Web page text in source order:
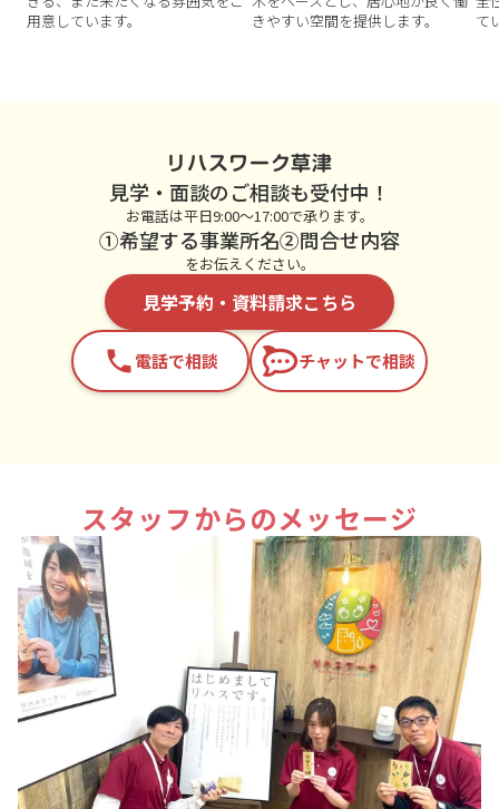
用意しています。
きやすい空間を提供します。
て
リハスワーク草津
見学・面談のご相談も受付中！
をお伝えください。
①希望する事業所名②問合せ内容
お電話は平日9:00～17:00で承ります。
見学予約・資料請求こちら
phone電話で相談 チャットで相談
スタッフからのメッセージ